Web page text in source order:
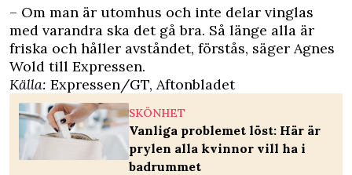
– Om man är utomhus och inte delar vinglas
med varandra ska det gå bra. Så länge alla är
friska och håller avståndet, förstås, säger Agnes
Wold till Expressen.
Källa: Expressen/GT, Aftonbladet
SKÖNHET
Vanliga problemet löst: Här är
prylen alla kvinnor vill ha i
badrummet